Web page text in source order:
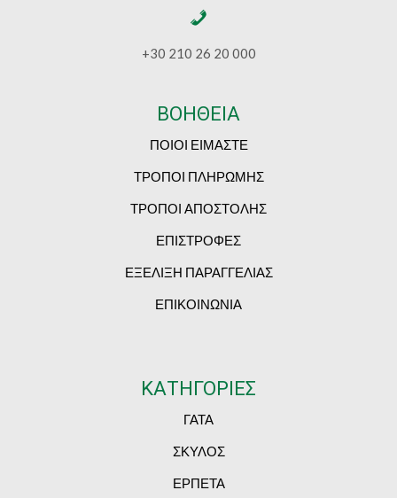
+30 210 26 20 000
ΒΟΗΘΕΙΑ
ΠΟΙΟΙ ΕΙΜΑΣΤΕ
ΤΡΟΠΟΙ ΠΛΗΡΩΜΗΣ
ΤΡΟΠΟΙ ΑΠΟΣΤΟΛΗΣ
ΕΠΙΣΤΡΟΦΕΣ
ΕΞΕΛΙΞΗ ΠΑΡΑΓΓΕΛΙΑΣ
ΕΠΙΚΟΙΝΩΝΙΑ
ΚΑΤΗΓΟΡΙΕΣ
ΓΑΤΑ
ΣΚΥΛΟΣ
ΕΡΠΕΤΑ